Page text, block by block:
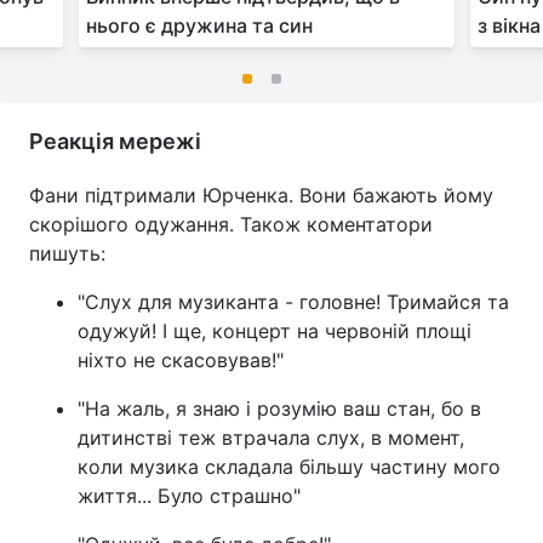
нього є дружина та син
з
Реакція мережі
Фани підтримали Юрченка. Вони бажають йому
скорішого одужання. Також коментатори
пишуть:
"Слух для музиканта - головне! Тримайся та
одужуй! І ще, концерт на червоній площі
ніхто не скасовував!"
"На жаль, я знаю і розумію ваш стан, бо в
дитинстві теж втрачала слух, в момент,
коли музика складала більшу частину мого
життя... Було страшно"